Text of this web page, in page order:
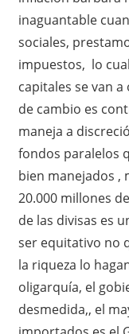
inaguantable
sociales,
impuestos, lo
capitales se van
de cambio es
maneja a
fondos paralelos
bien manejados ,
20.000 millones
de las divisas es
ser equitativo no
la riqueza lo
oligarquía, el
desmedida,, el